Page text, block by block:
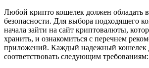
Любой крипто кошелек должен обладать
безопасности. Для выбора подходящего
начала зайти на сайт криптовалюты,
хранить, и ознакомиться с перечнем
приложений. Каждый надежный кошелек
соответствовать следующим требованиям: